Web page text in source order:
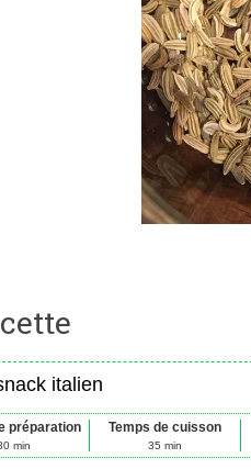
italien
préparation
min
Temps de cuisson
35 min